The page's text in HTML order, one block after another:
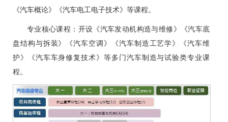
《汽车概论》《汽车电工电子技术》等课程。
专业核心课程：开设《汽车发动机构造与维修》《汽车底
盘结构与拆装》《汽车空调》《汽车制造工艺学》《汽车维
护》《汽车车身修复技术》等多门汽车制造与试验类专业课
程。